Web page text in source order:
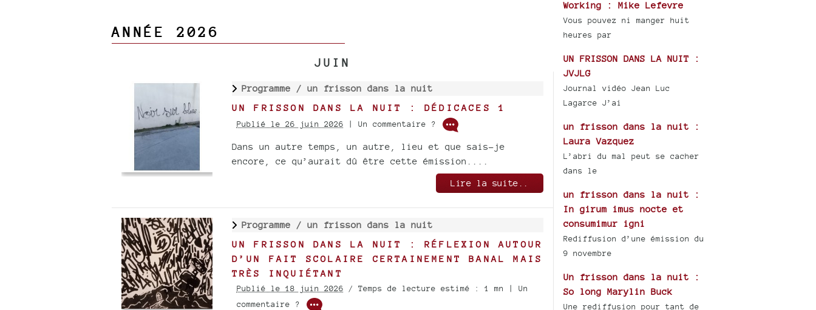
ANNÉE 2026
JUIN
Programme / un frisson dans la nuit
UN FRISSON DANS LA NUIT : DÉDICACES 1
Publié le 26 juin 2026 | Un commentaire ?
Dans un autre temps, un autre, lieu et que sais-je
encore, ce qu’aurait dû être cette émission....
Lire la suite..
Programme / un frisson dans la nuit
UN FRISSON DANS LA NUIT : RÉFLEXION AUTOUR
D’UN FAIT SCOLAIRE CERTAINEMENT BANAL MAIS
TRÈS INQUIÉTANT
Publié le 18 juin 2026 / Temps de lecture estimé : 1 mn | Un
commentaire ?
Working : Mike Lefevre
Vous pouvez ni manger huit
heures par
UN FRISSON DANS LA NUIT :
JVJLG
Journal vidéo Jean Luc
Lagarce J’ai
un frisson dans la nuit :
Laura Vazquez
L’abri du mal peut se cacher
dans le
un frisson dans la nuit :
In girum imus nocte et
consumimur igni
Rediffusion d’une émission du
9 novembre
Un frisson dans la nuit :
So long Marylin Buck
Une rediffusion pour tant de